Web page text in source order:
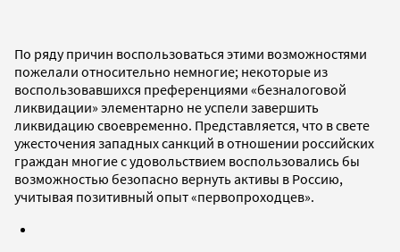
По ряду причин воспользоваться этими возможностями
пожелали относительно немногие; некоторые из
воспользовавшихся преференциями «безналоговой
ликвидации» элементарно не успели завершить
ликвидацию своевременно. Представляется, что в свете
ужесточения западных санкций в отношении российских
граждан многие с удовольствием воспользовались бы
возможностью безопасно вернуть активы в Россию,
учитывая позитивный опыт «первопроходцев».